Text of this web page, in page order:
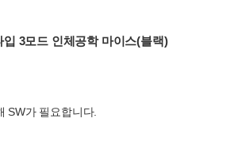
3모드 인체공학 마이스(블랙)
SW가 필요합니다.